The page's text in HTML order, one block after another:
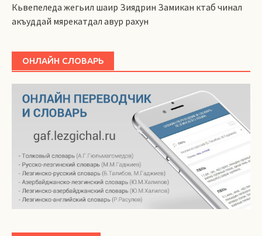
Кьвепеледа жегьил шаир Зиядрин Замикан ктаб чинал
акъуддай мярекатдал авур рахун
ОНЛАЙН СЛОВАРЬ